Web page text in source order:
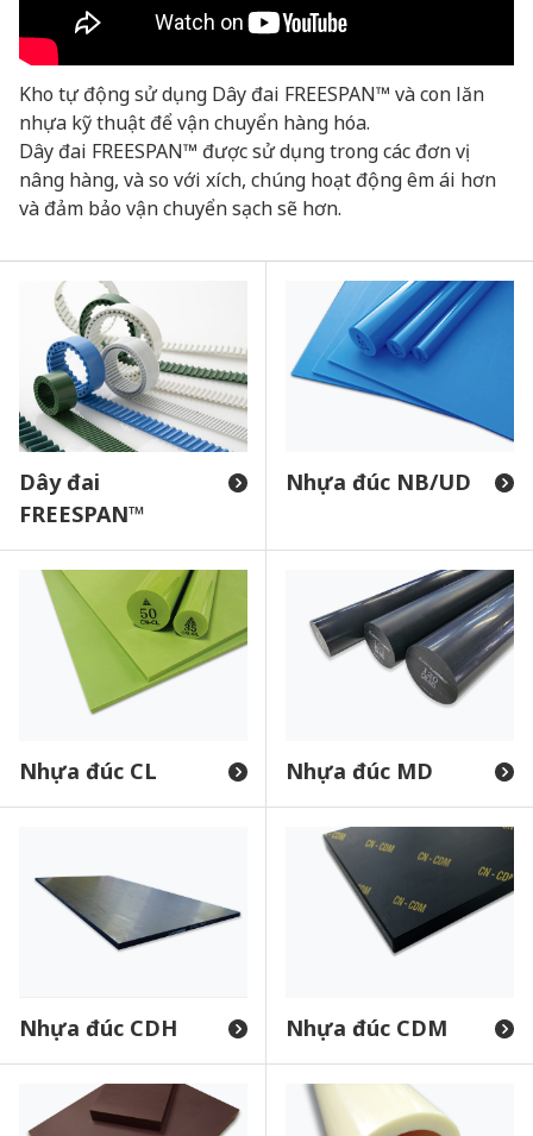
Kho tự động sử dụng Dây đai FREESPAN™ và con lăn
nhựa kỹ thuật để vận chuyển hàng hóa.
Dây đai FREESPAN™ được sử dụng trong các đơn vị
nâng hàng, và so với xích, chúng hoạt động êm ái hơn
và đảm bảo vận chuyển sạch sẽ hơn.
Dây đai
FREESPAN™
Nhựa đúc NB/UD
Nhựa đúc CL Nhựa đúc MD
Nhựa đúc CDH Nhựa đúc CDM